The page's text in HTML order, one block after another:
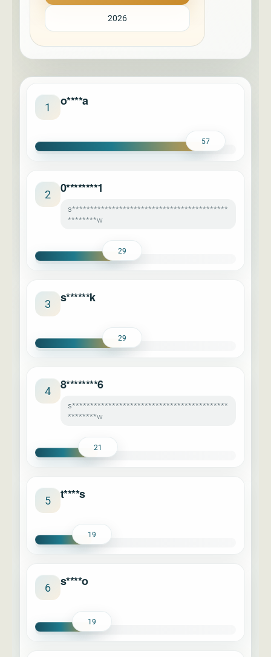
2026
1 o****a
57
2 0********1
s*******************************************
********w
29
3 s******k
29
4 8********6
s*******************************************
********w
21
5 t****s
19
6 s****o
19